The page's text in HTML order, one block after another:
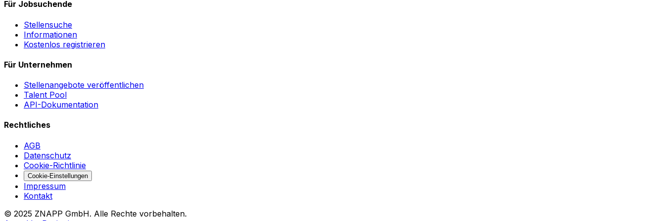
Für Jobsuchende
Stellensuche
Informationen
Kostenlos registrieren
Für Unternehmen
Stellenangebote veröffentlichen
Talent Pool
API-Dokumentation
Rechtliches
AGB
Datenschutz
Cookie-Richtlinie
Cookie-Einstellungen
Impressum
Kontakt
© 2025 ZNAPP GmbH. Alle Rechte vorbehalten.